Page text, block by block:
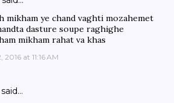
mikham ye chand vaghti mozahemet
dasture soupe raghighe
mikham rahat va khas
at 11:16 AM
said…